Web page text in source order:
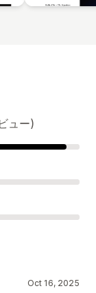
ュー)
Oct 16, 2025